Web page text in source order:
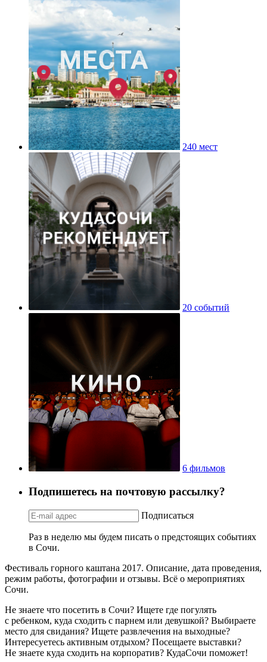
240 мест
20 событий
6 фильмов
Подпишетесь на почтовую рассылку?
Подписаться
Раз в неделю мы будем писать о предстоящих событиях
в Сочи.
Фестиваль горного каштана 2017. Описание, дата проведения,
режим работы, фотографии и отзывы. Всё о мероприятиях
Сочи.
Не знаете что посетить в Сочи? Ищете где погулять
с ребенком, куда сходить с парнем или девушкой? Выбираете
место для свидания? Ищете развлечения на выходные?
Интересуетесь активным отдыхом? Посещаете выставки?
Не знаете куда сходить на корпоратив? КудаСочи поможет!